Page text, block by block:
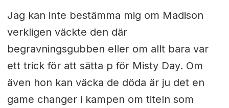
Jag kan inte bestämma mig om Madison
verkligen väckte den där
begravningsgubben eller om allt bara var
ett trick för att sätta p för Misty Day. Om
även hon kan väcka de döda är ju det en
game changer i kampen om titeln som